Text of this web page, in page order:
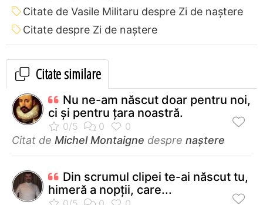
Citate de Vasile Militaru despre Zi de naștere
Citate despre Zi de naștere
Citate similare
Nu ne-am născut doar pentru noi,
ci şi pentru ţara noastră.
Citat de Michel Montaigne despre naștere
Din scrumul clipei te-ai născut tu,
himeră a nopţii, care...